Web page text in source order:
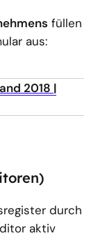
füllen
aus:
2018
durch
aktiv